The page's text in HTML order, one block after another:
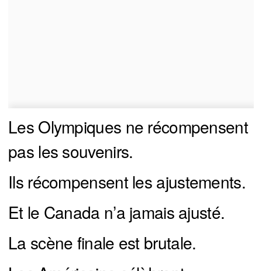
Les Olympiques ne récompensent
pas les souvenirs.
Ils récompensent les ajustements.
Et le Canada n’a jamais ajusté.
La scène finale est brutale.